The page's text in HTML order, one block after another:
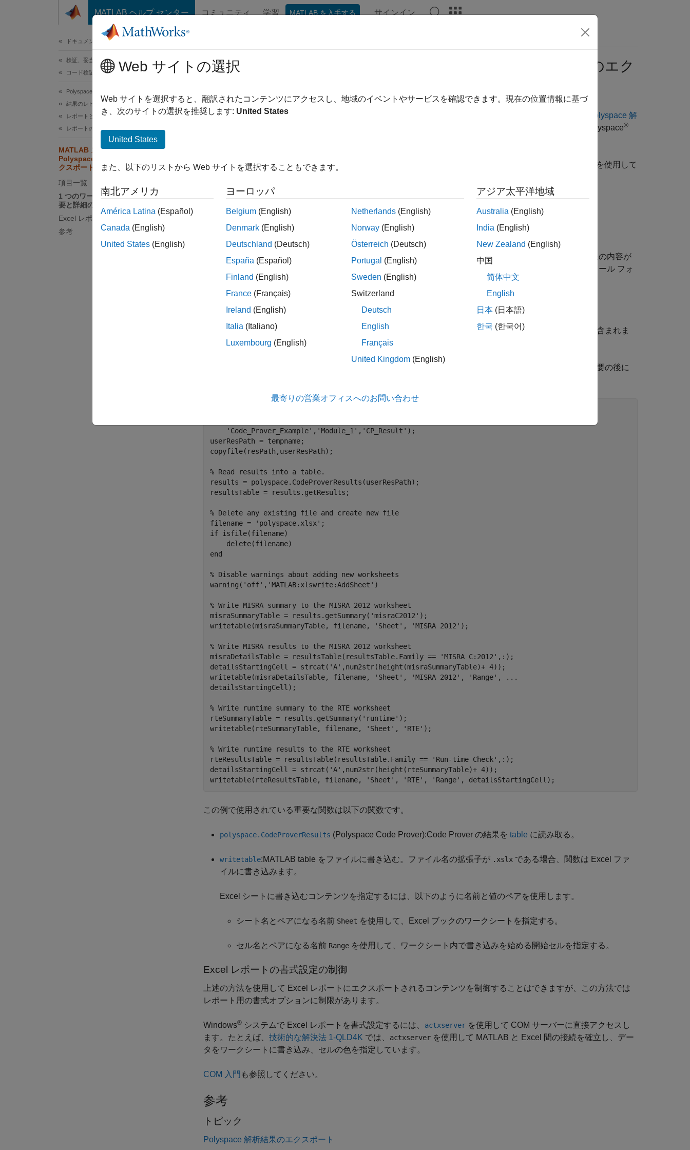
コンテンツへスキップ
MATLAB ヘルプ センター コミュニティ 学習 MATLAB を入手する サインイン
ドキュメンテーションのホーム
検証、妥当性確認、テスト
コード検証
Polyspace Bug Finder
結果のレビューとレポート生成
レポートとメトリクス
レポートの生成
MATLAB スクリプトによる
Polyspace 解析結果の Excel へのエ
クスポート
項目一覧
1 つのワークシートにおける結果の概
要と詳細のレポート
Excel レポートの書式設定の制御
参考
MATLAB Answers
MATLAB
へのエク
Bug Finder 解析または Code Prover 解析の結果を Excel
Polyspace 解
を参照してください。そのレポートには、タブで区切られたテキスト ファイルの Polyspace®
独自のコンテンツと書式設定を使用して Excel レポートを作成することもできます。MATLAB
スクリプトを使用して
1 つのワークシートにおける結果の概要と詳細のレポート
このスクリプトは 2 つのワークシートを Excel ブックに追加します。ワークシートでは、
polyspaceroot \polyspace\examples\cxx\Code_Prover_Example\Module_1\CP_result
にある Polyspace の結果の内容が
のような Polyspace インストール フォ
ルダーです。
各ワークシートには、Polyspace の結果の特定のタイプについての概要と詳細が含まれます。
MISRA C:2012:このワークシートには、Polyspace の結果における MISRA C ®:2012 ルール違反の概要が含まれま
す。概要の後には、各 MISRA C:2012 違反の詳細が続きます。
:このワークシートには、Code Prover により検出されたランタイム エラーの概要が含まれます。概要の後に
'Code_Prover_Example' , 'Module_1' , 'CP_Result' );
userResPath = tempname;
copyfile(resPath,userResPath);
% Read results into a table.
results = polyspace.CodeProverResults(userResPath);
resultsTable = results.getResults;
% Delete any existing file and create new file
filename =
'polyspace.xlsx'
if isfile(filename)
end
% Disable warnings about adding new worksheets
warning( 'off' , 'MATLAB:xlswrite:AddSheet' )
% Write MISRA summary to the MISRA 2012 worksheet
misraSummaryTable = results.getSummary( 'misraC2012' );
writetable(misraSummaryTable, filename,
'Sheet' , 'MISRA 2012' );
% Write MISRA results to the MISRA 2012 worksheet
misraDetailsTable = resultsTable(resultsTable.Family ==
'MISRA C:2012' ,:);
detailsStartingCell = strcat( 'A' ,num2str(height(misraSummaryTable)+ 4));
writetable(misraDetailsTable, filename,
'Sheet' , 'MISRA 2012' , 'Range' ,
...
detailsStartingCell);
% Write runtime summary to the RTE worksheet
rteSummaryTable = results.getSummary( 'runtime' );
writetable(rteSummaryTable, filename,
'Sheet' , 'RTE' );
% Write runtime results to the RTE worksheet
rteResultsTable = resultsTable(resultsTable.Family ==
'Run-time Check' ,:);
detailsStartingCell = strcat( 'A' ,num2str(height(rteSummaryTable)+ 4));
writetable(rteResultsTable, filename,
'Sheet' , 'RTE' , 'Range' , detailsStartingCell);
この例で使用されている重要な関数は以下の関数です。
polyspace.CodeProverResults (Polyspace Code Prover):Code Prover の結果を table に読み取る。
writetable:MATLAB table をファイルに書き込む。ファイル名の拡張子が .xslx である場合、関数は Excel ファ
イルに書き込みます。
Excel シートに書き込むコンテンツを指定するには、以下のように名前と値のペアを使用します。
シート名とペアになる名前 Sheet を使用して、Excel ブックのワークシートを指定する。
セル名とペアになる名前 Range を使用して、ワークシート内で書き込みを始める開始セルを指定する。
Excel レポートの書式設定の制御
上述の方法を使用して Excel レポートにエクスポートされるコンテンツを制御することはできますが、この方法では
レポート用の書式オプションに制限があります。
Windows® システムで Excel レポートを書式設定するには、 actxserver を使用して COM サーバーに直接アクセスし
ます。たとえば、 技術的な解決法 1-QLD4K では、 actxserver を使用して MATLAB と Excel 間の接続を確立し、デー
タをワークシートに書き込み、セルの色を指定しています。
COM 入門 も参照してください。
参考
トピック
Polyspace 解析結果のエクスポート
Web サイトの選択
Web サイトを選択すると、翻訳されたコンテンツにアクセスし、地域のイベントやサービスを確認できます。現在の位置情報に基づ
き、次のサイトの選択を推奨します: United States
United States
また、以下のリストから Web サイトを選択することもできます。
南北アメリカ
América Latina (Español)
Canada (English)
United States (English)
ヨーロッパ
Belgium (English)
Denmark (English)
Deutschland (Deutsch)
España (Español)
Finland (English)
France (Français)
Ireland (English)
Italia (Italiano)
Luxembourg (English)
Netherlands (English)
Norway (English)
Österreich (Deutsch)
Portugal (English)
Sweden (English)
Switzerland
Deutsch
English
Français
United Kingdom (English)
アジア太平洋地域
Australia (English)
India (English)
New Zealand (English)
中国
简体中文
English
日本 (日本語)
한국 (한국어)
最寄りの営業オフィスへのお問い合わせ